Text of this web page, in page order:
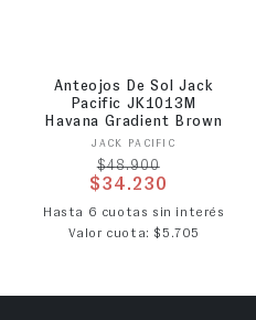
Anteojos De Sol Jack
Pacific JK1013M
Havana Gradient Brown
Proveedor:
JACK PACIFIC
Precio habitual
$48.900
$34.230
Precio de oferta
Hasta 6 cuotas sin interés
Valor cuota: $5.705